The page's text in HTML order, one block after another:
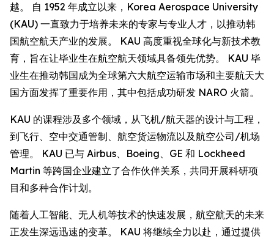
越。 自 1952 年成立以来，Korea Aerospace University
(KAU) 一直致力于培养未来的专家与专业人才，以推动韩
国航空航天产业的发展。 KAU 高度重视全球化与新技术教
育，旨在让毕业生在航空航天领域具备领先优势。 KAU 毕
业生在推动韩国成为全球第六大航空运输市场和主要航天大
国方面发挥了重要作用，其中包括成功研发 NARO 火箭。
KAU 的课程涉及多个领域，从飞机/航天器的设计与工程，
到飞行、空中交通管制、航空货运物流以及航空公司/机场
管理。 KAU 已与 Airbus、Boeing、GE 和 Lockheed
Martin 等跨国企业建立了合作伙伴关系，共同开展科研项
目和多种合作计划。
随着人工智能、无人机等技术的快速发展，航空航天的未来
正发生深远迅速的变革。 KAU 将继续全力以赴，通过提供